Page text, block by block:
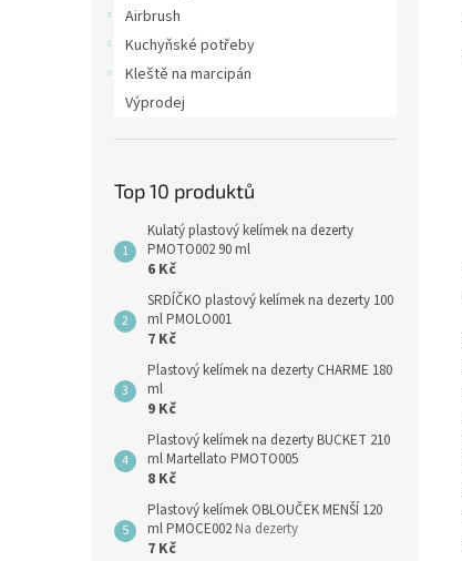
Airbrush
Kuchyňské potřeby
Kleště na marcipán
Výprodej
Top 10 produktů
Kulatý plastový kelímek na dezerty
PMOTO002 90 ml
6 Kč
SRDÍČKO plastový kelímek na dezerty 100
ml PMOLO001
7 Kč
Plastový kelímek na dezerty CHARME 180
ml
9 Kč
Plastový kelímek na dezerty BUCKET 210
ml Martellato PMOTO005
8 Kč
Plastový kelímek OBLOUČEK MENŠÍ 120
ml PMOCE002 Na dezerty
7 Kč